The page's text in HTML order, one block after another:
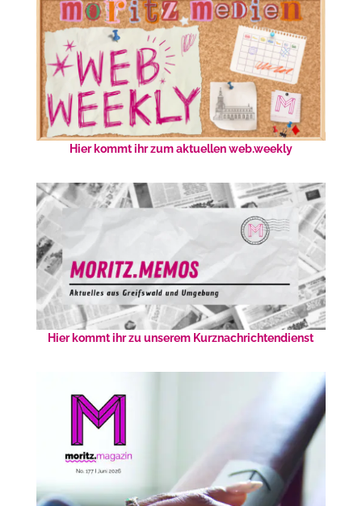
Hier kommt ihr zum aktuellen web.weekly
Hier kommt ihr zu unserem Kurznachrichtendienst